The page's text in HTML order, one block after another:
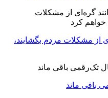
از مشکلات مردم بگشایند،
باقی ماند